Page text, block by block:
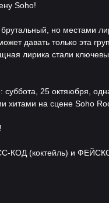
Soho!
брутальный, но местами
давать только эта
лирика стали
суббота, 25 октяюбря,
хитами на сцене Soho
(коктейль) и